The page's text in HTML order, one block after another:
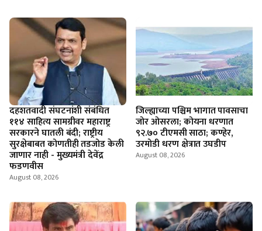
दहशतवादी संघटनांशी संबंधित
११४ साहित्य सामग्रीवर महाराष्ट्र
सरकारने घातली बंदी; राष्ट्रीय
सुरक्षेबाबत कोणतीही तडजोड केली
जाणार नाही - मुख्यमंत्री देवेंद्र
फडणवीस
August 08, 2026
जिल्ह्याच्या पश्चिम भागात पावसाचा
जोर ओसरला; कोयना धरणात
९२.७० टीएमसी साठा; कण्हेर,
उरमोडी धरण क्षेत्रात उघडीप
August 08, 2026